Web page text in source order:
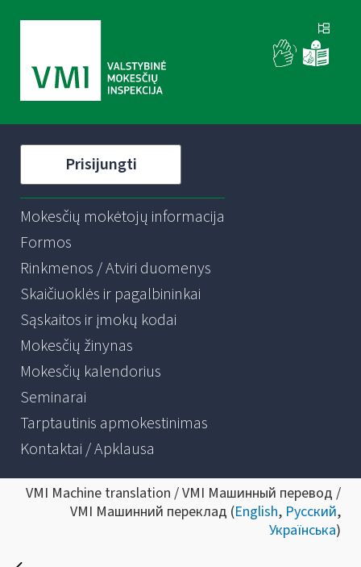
Prisijungti
Mokesčių mokėtojų informacija
Formos
Rinkmenos / Atviri duomenys
Skaičiuoklės ir pagalbininkai
Sąskaitos ir įmokų kodai
Mokesčių žinynas
Mokesčių kalendorius
Seminarai
Tarptautinis apmokestinimas
Kontaktai / Apklausa
VMI Machine translation / VMI Машинный перевод /
VMI Машинний переклад (English, Русский,
Українська)